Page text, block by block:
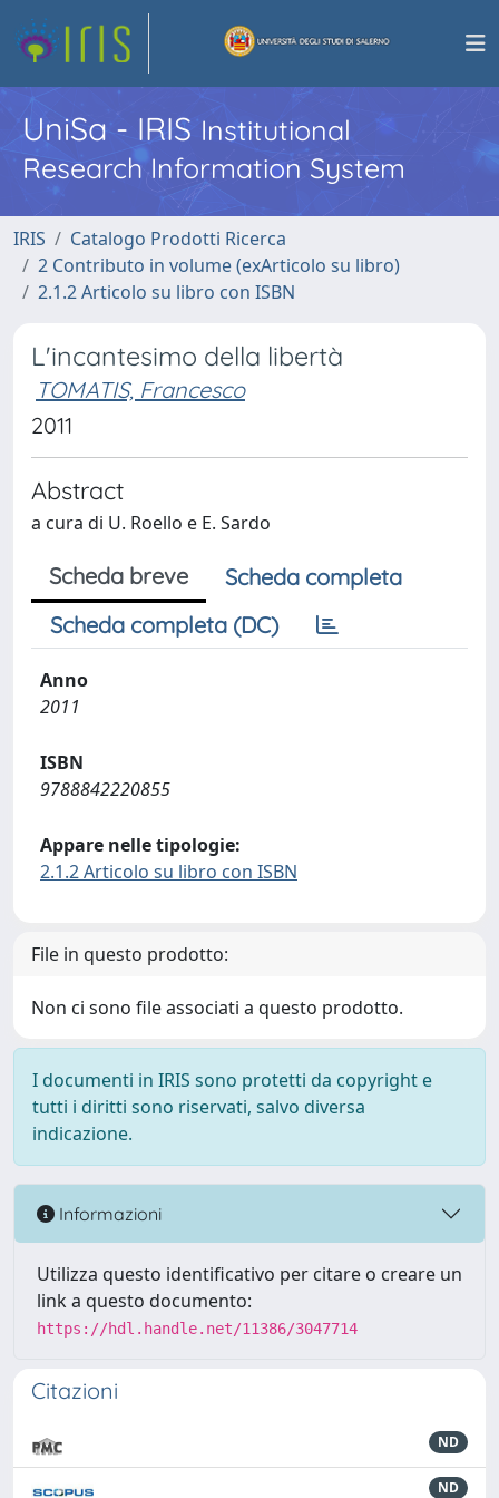
UniSa - IRISInstitutional
Research Information System
IRIS
Catalogo Prodotti Ricerca
2 Contributo in volume (exArticolo su libro)
2.1.2 Articolo su libro con ISBN
L'incantesimo della libertà
TOMATIS, Francesco
2011
Abstract
a cura di U. Roello e E. Sardo
Scheda breve
Scheda completa
Scheda completa (DC)
Anno
2011
ISBN
9788842220855
Appare nelle tipologie:
2.1.2 Articolo su libro con ISBN
File in questo prodotto:
Non ci sono file associati a questo prodotto.
I documenti in IRIS sono protetti da copyright e
tutti i diritti sono riservati, salvo diversa
indicazione.
Informazioni
Utilizza questo identificativo per citare o creare un
link a questo documento:
https://hdl.handle.net/11386/3047714
Citazioni
ND
ND